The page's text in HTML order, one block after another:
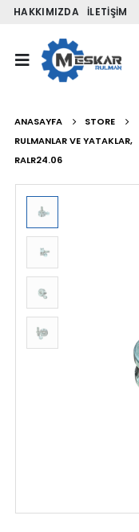
HAKKIMIZDA İLETIŞIM
ANASAYFA
STORE
RULMANLAR VE YATAKLAR,
RALR24.06